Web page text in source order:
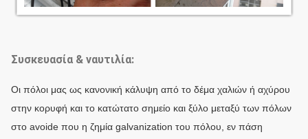
Συσκευασία & ναυτιλία:
Οι πόλοι μας ως κανονική κάλυψη από το δέμα χαλιών ή αχύρου
στην κορυφή και το κατώτατο σημείο και ξύλο μεταξύ των πόλων
στο avoide που η ζημία galvanization του πόλου, εν πάση